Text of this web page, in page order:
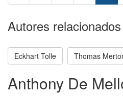
Autores relacionados
Eckhart Tolle Thomas
Anthony De